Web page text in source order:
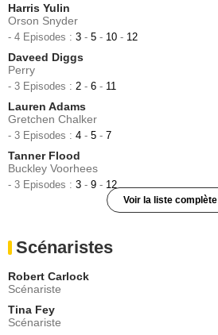
Harris Yulin
Orson Snyder
- 4 Episodes : 3 - 5 - 10 - 12
Daveed Diggs
Perry
- 3 Episodes : 2 - 6 - 11
Lauren Adams
Gretchen Chalker
- 3 Episodes : 4 - 5 - 7
Tanner Flood
Buckley Voorhees
- 3 Episodes : 3 - 9 - 12
Voir la liste complète
- 3 Episodes :4-6-8
Ruben
- 3 Episodes :
Chris Northrop
Meth-Head Charlie
Scénaristes
Robert Carlock
Scénariste
Tina Fey
Scénariste